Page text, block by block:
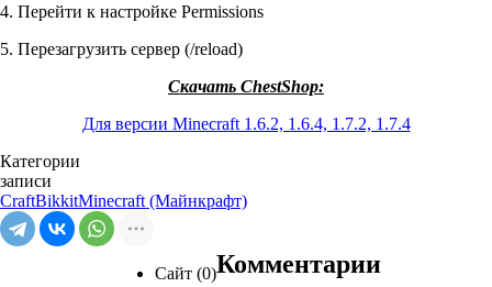
4. Перейти к настройке Permissions
5. Перезагрузить сервер (/reload)
Скачать ChestShop:
Для версии Minecraft 1.6.2, 1.6.4, 1.7.2, 1.7.4
Категории
записи
CraftBikkitMinecraft (Майнкрафт)
Сайт (0)Комментарии